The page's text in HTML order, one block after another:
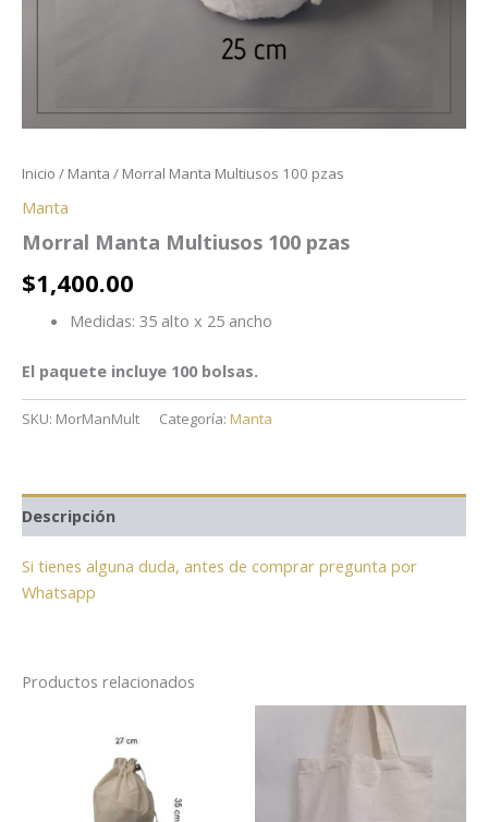
Inicio / Manta / Morral Manta Multiusos 100 pzas
Manta
Morral Manta Multiusos 100 pzas
$1,400.00
Medidas: 35 alto x 25 ancho
El paquete incluye 100 bolsas.
SKU: MorManMult Categoría: Manta
Descripción
Si tienes alguna duda, antes de comprar pregunta por
Whatsapp
Productos relacionados